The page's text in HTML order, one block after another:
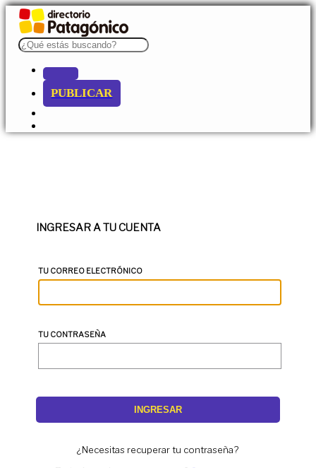
PUBLICAR
INGRESAR A TU CUENTA
TU CORREO ELECTRÓNICO
TU CONTRASEÑA
INGRESAR
¿Necesitas recuperar tu contraseña?